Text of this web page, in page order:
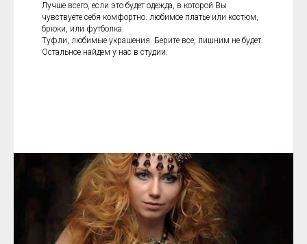
Лучше всего, если это будет одежда, в которой Вы
чувствуете себя комфортно. любимое платье или костюм,
брюки, или футболка.
Туфли, любимые украшения. Берите все, лишним не будет.
Остальное найдем у нас в студии.